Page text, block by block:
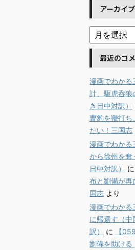
アーカイブ
最近のコ
漫画でわか
計、駆虎呑狼
き日中対訳）
曹豹を鞭打ち
たい！三国志
漫画でわか
から徐州を奪
日中対訳）
に
布と劉備が再
国志 より
漫画でわか
に帰還す（
訳）
に
【
劉備を助け